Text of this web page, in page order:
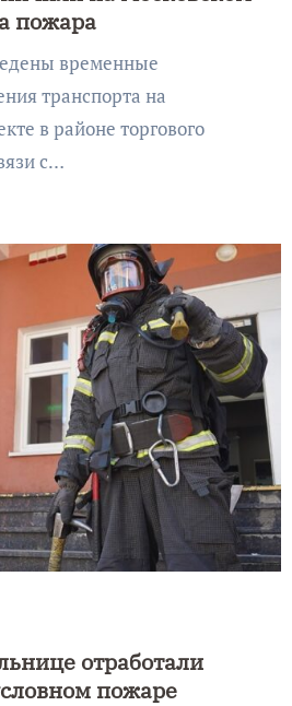
пожара
транспорта на
в районе торгового
с…
отработали
пожаре